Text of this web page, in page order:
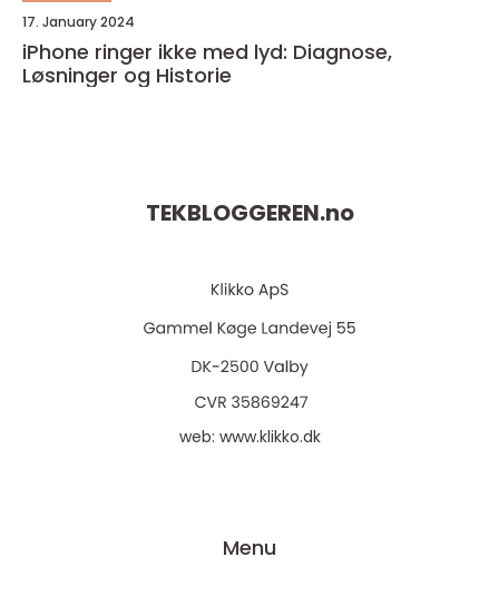
17. January 2024
iPhone ringer ikke med lyd: Diagnose,
Løsninger og Historie
TEKBLOGGEREN.no
web: www.klikko.dk
Menu